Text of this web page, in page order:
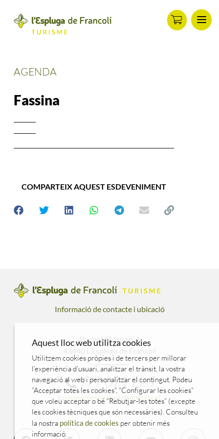
Menu
AGENDA
Fassina
COMPARTEIX AQUEST ESDEVENIMENT
Informació de contacte i ubicació
Pl. del Mil·lenari, 1
43440 L'Espluga de Francolí
977 871 220
turisme@esplugadefrancoli.cat
Aquest lloc web utilitza cookies
Utilitzem cookies pròpies i de tercers per millorar
l’experiència d’usuari, analitzar el trànsit, la vostra
navegació al web i personalitzar el contingut. Podeu
“Acceptar totes les cookies”, “Configurar les cookies”
que voleu acceptar o bé “Rebutjar-les totes” (excepte
les cookies tècniques que són necessàries). Consulteu
la nostra política de cookies per obtenir més
informació.